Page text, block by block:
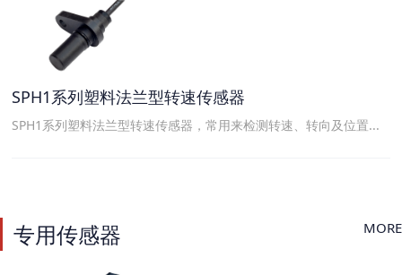
SPH1系列塑料法兰型转速传感器
SPH1系列塑料法兰型转速传感器，常用来检测转速、转向及位置...
专用传感器 MORE